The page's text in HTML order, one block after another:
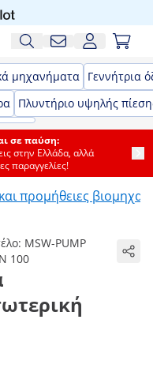
μηχανήματα Γεννήτρια
Πλυντήριο υψηλής
σε παύση:
στην Ελλάδα, αλλά
παραγγελίες!
προμήθειες
MSW-PUMP
100